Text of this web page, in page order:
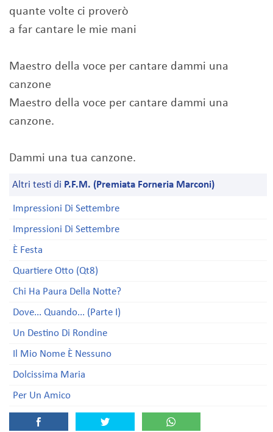
quante volte ci proverò
a far cantare le mie mani
Maestro della voce per cantare dammi una
canzone
Maestro della voce per cantare dammi una
canzone.
Dammi una tua canzone.
Altri testi di P.F.M. (Premiata Forneria Marconi)
Impressioni Di Settembre
Impressioni Di Settembre
È Festa
Quartiere Otto (Qt8)
Chi Ha Paura Della Notte?
Dove... Quando... (Parte I)
Un Destino Di Rondine
Il Mio Nome È Nessuno
Dolcissima Maria
Per Un Amico